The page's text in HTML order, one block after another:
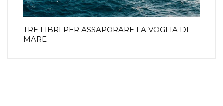
TRE LIBRI PER ASSAPORARE LA VOGLIA DI
MARE